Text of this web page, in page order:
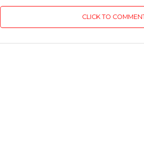
CLICK TO